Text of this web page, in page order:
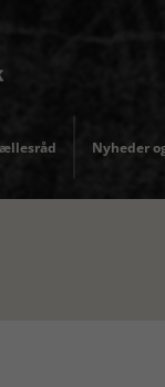
Nyheder